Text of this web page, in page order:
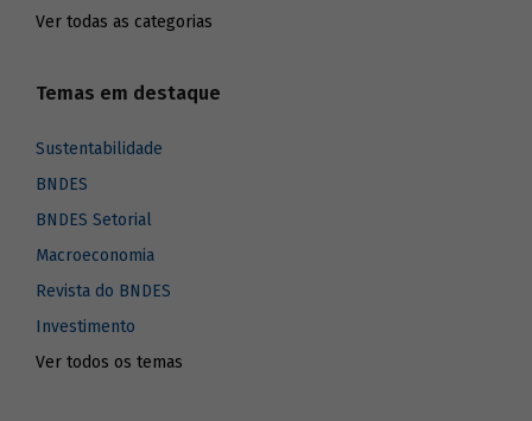
Ver todas as categorias
Temas em destaque
Sustentabilidade
BNDES
BNDES Setorial
Macroeconomia
Revista do BNDES
Investimento
Ver todos os temas